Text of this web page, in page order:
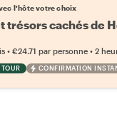
l'hôte votre choix
trésors cachés de
• €24.71 par personne • 2
CONFIRMATION